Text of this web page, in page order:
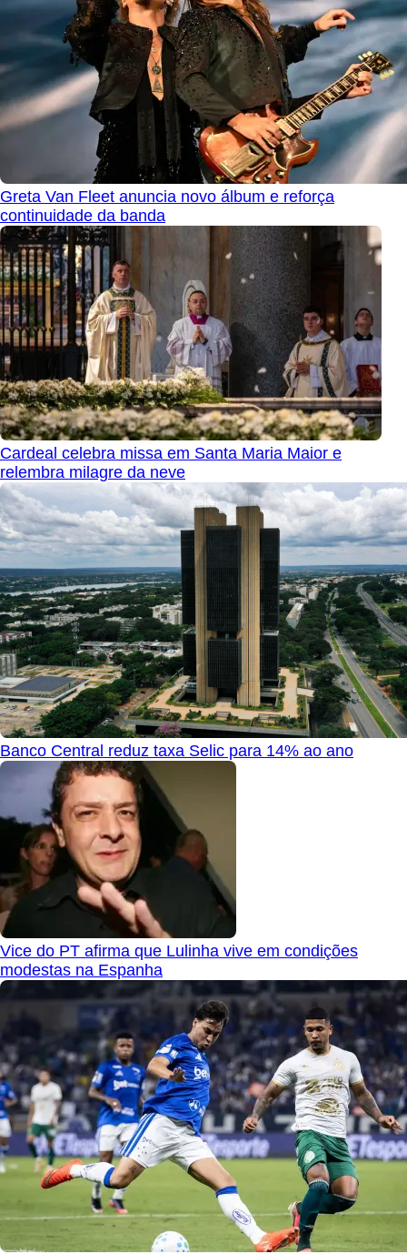
Greta Van Fleet anuncia novo álbum e reforça
continuidade da banda
Cardeal celebra missa em Santa Maria Maior e
relembra milagre da neve
Banco Central reduz taxa Selic para 14% ao ano
Vice do PT afirma que Lulinha vive em condições
modestas na Espanha